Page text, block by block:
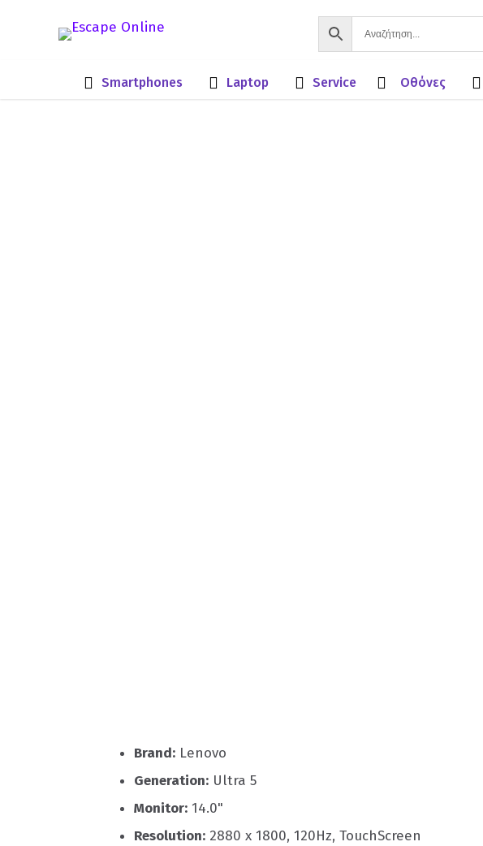
Smartphones Laptop Service Οθόνες
Brand:Lenovo
Generation:Ultra 5
Monitor:14.0"
Resolution:2880 x 1800, 120Hz, TouchScreen